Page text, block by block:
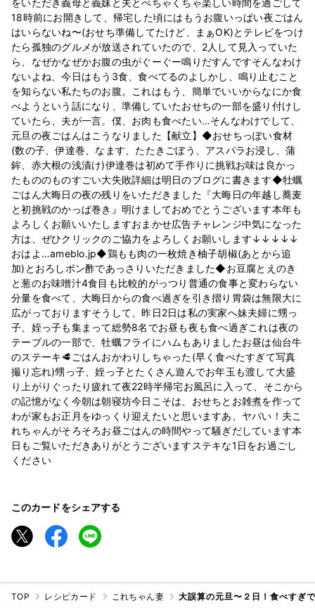
18時前にお開きして、帰宅した頃にはもうお腹いっぱい夜ごはん
はいらないね〜(おせち準備してたけど、まぁOK)とテレビをつけ
たら孤独のグルメが放送されていたので、2人して見入っていた
ら、なぜかなぜかお腹の虫がぐーぐー鳴りだすんですそんなわけ
ないよね、今日はもう3食、食べてるのよしかし、鳴り止むこと
を知らない私たちのお腹。これはもう、簡単でいいからなにか食
べようという話になり、準備していたおせちの一部を盛り付けし
ていたら、夫が一言。僕、お肉も食べたい…そんなわけでして、
元旦の夜ごはんはこうなりました【献立】◆おせちっぽい食材
(数の子、伊達巻、なます、たたきごぼう、アスパラお浸し、蒲
鉾、赤大根の浅漬け)伊達巻は初めて手作りに挑戦お味は良かっ
たもののものすごい大失敗詳細は明日のブログに書きます◆牡蠣
ごはん大晦日の夜の残りをいただきました『大晦日の年越し蕎麦
と初挑戦のかっぱ巻き』明けましておめでとうございます本年も
よろしくお願いいたしますおまかせ広告チャレンジ中気になった
方は、ぜひクリックのご協力をよろしくお願いします↓↓↓↓↓
おはよ…ameblo.jp◆鶏もも肉の一枚焼き柚子胡椒(あとから追
加)とおろしポン酢であっさりいただきました◆お豆腐とえのき
と葱のお味噌汁4食目も比較的がっつり普通の食事と変わらない
分量を食べて、大晦日からの食べ過ぎを引き摺り胃袋は無限大に
広がっております​そうして、昨日2日は私の実家へ妹夫婦に甥っ
子、姪っ子も集まって総勢8名でお昼も夜も食べ過ぎこれは夜の
テーブルの一部で、牡蠣フライにハムもありましたお昼は仙台牛
のステーキ🥩ごはんおかわりしちゃった(早く食べたすぎて写真
撮り忘れ)甥っ子、姪っ子とたくさん遊んでお年玉も渡して大盛
り上がりぐったり疲れて夜22時半帰宅お風呂に入って、そこから
の記憶がなく今朝は朝寝坊今日こそは、おせちとお雑煮を作って
わが家もお正月をゆっくり迎えたいと思いますあ、ヤバい！夫こ
れちゃんがそろそろお昼ごはんの時間やって騒ぎだしています本
日もご覧いただきありがとうございますステキな1日をお過ごし
ください
このカードをシェアする
TOP レシピカード これちゃん妻 大誤算の元旦〜２日！食べすぎ